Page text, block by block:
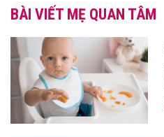
BÀI VIẾT MẸ QUAN TÂM